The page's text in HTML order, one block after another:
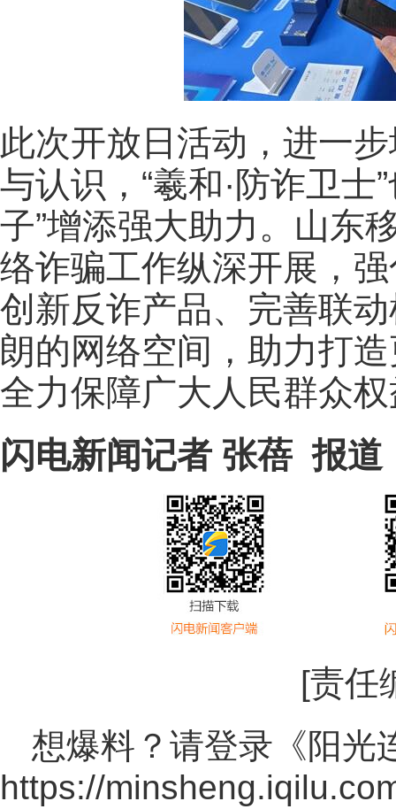
此次开放日活动，进一
与认识，“羲和·防诈卫士
子”增添强大助力。山东
络诈骗工作纵深开展，
创新反诈产品、完善联
朗的网络空间，助力打
全力保障广大人民群众
闪电新闻记者 张蓓 报道
[责任
想爆料？请登录《阳光
https://